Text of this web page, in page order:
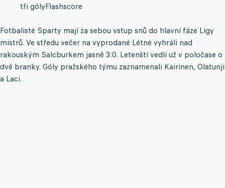
tři gólyFlashscore
Fotbalisté Sparty mají za sebou vstup snů do hlavní fáze Ligy
mistrů. Ve středu večer na vyprodané Létné vyhráli nad
rakouským Salcburkem jasně 3:0. Letenští vedli už v poločase o
dvě branky. Góly pražského týmu zaznamenali Kairinen, Olatunji
a Laci.